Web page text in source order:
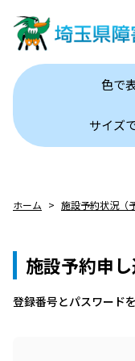
色で
サイズ
ホーム 施設予約状況（
施設予約申
登録番号とパスワード